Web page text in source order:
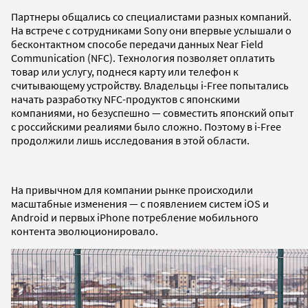
Партнеры общались со специалистами разных компаний.
На встрече с сотрудниками Sony они впервые услышали о
бесконтактном способе передачи данных Near Field
Communication (NFC). Технология позволяет оплатить
товар или услугу, поднеся карту или телефон к
считывающему устройству. Владельцы i-Free попытались
начать разработку NFC-продуктов с японскими
компаниями, но безуспешно — совместить японский опыт
с российскими реалиями было сложно. Поэтому в i-Free
продолжили лишь исследования в этой области.
На привычном для компании рынке происходили
масштабные изменения — с появлением систем iOS и
Android и первых iPhone потребление мобильного
контента эволюционировало.